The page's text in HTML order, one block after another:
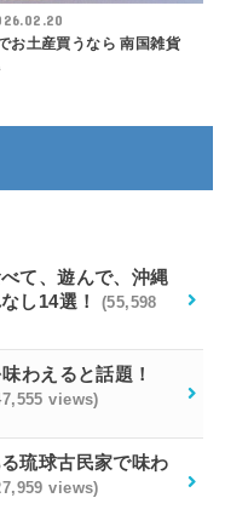
お土産買うなら 南国雑貨
て、遊んで、沖縄
し14選！
(55,598
わえると話題！
views)
琉球古民家で味わ
views)